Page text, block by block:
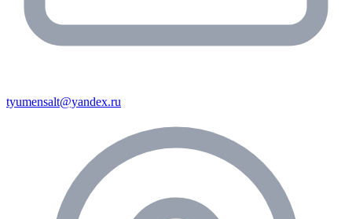
tyumensalt@yandex.ru